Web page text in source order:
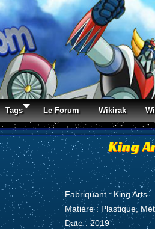
Tags Le Forum Wikirak
King
Fabriquant : King Arts
Matière : Plastique,
Date : 2019